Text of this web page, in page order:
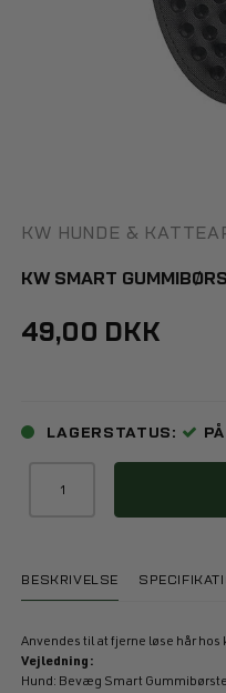
KW HUNDE &
KW SMART
49,00 DKK
LAGERSTATUS:
BESKRIVELSE
Anvendes til at fjerne løse hår
Vejledning:
Hund: Bevæg Smart